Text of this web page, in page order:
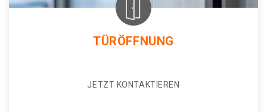
TÜRÖFFNUNG
JETZT KONTAKTIEREN